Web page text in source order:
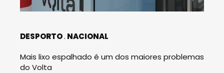
DESPORTO NACIONAL
Mais lixo espalhado é um dos maiores problemas
do Volta